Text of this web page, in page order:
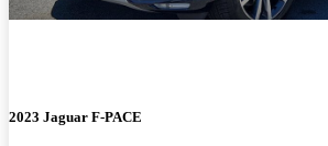
2023 Jaguar F-PACE